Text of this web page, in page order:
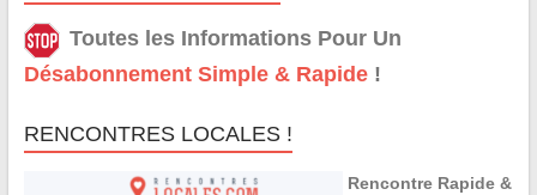
Toutes les Informations Pour Un
Désabonnement Simple & Rapide!
RENCONTRES LOCALES !
Rencontre Rapide &